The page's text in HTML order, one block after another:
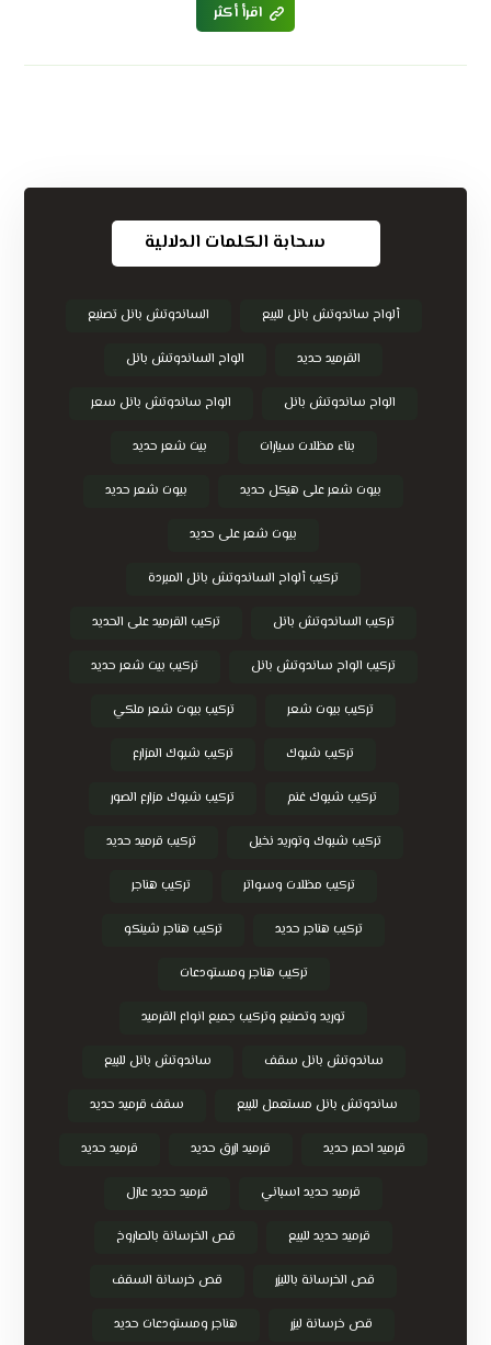
اقرأ أكثر
سحابة الكلمات الدلالية
ألواح ساندوتش بانل للبيع الساندوتش بانل تصنيع
القرميد حديد الواح الساندوتش بانل
الواح ساندوتش بانل الواح ساندوتش بانل سعر
بناء مظلات سيارات بيت شعر حديد
بيوت شعر على هيكل حديد بيوت شعر حديد
بيوت شعر على حديد
تركيب ألواح الساندوتش بانل المبردة
تركيب الساندوتش بانل تركيب القرميد على الحديد
تركيب الواح ساندوتش بانل تركيب بيت شعر حديد
تركيب بيوت شعر تركيب بيوت شعر ملكي
تركيب شبوك تركيب شبوك المزارع
تركيب شبوك غنم تركيب شبوك مزارع الصور
تركيب شبوك وتوريد نخيل تركيب قرميد حديد
تركيب مظلات وسواتر تركيب هناجر
تركيب هناجر حديد تركيب هناجر شينكو
تركيب هناجر ومستودعات
توريد وتصنيع وتركيب جميع انواع القرميد
ساندوتش بانل سقف ساندوتش بانل للبيع
ساندوتش بانل مستعمل للبيع سقف قرميد حديد
قرميد احمر حديد قرميد ازرق حديد قرميد حديد
قرميد حديد اسباني قرميد حديد عازل
قرميد حديد للبيع قص الخرسانة بالصاروخ
قص الخرسانة بالليزر قص خرسانة السقف
قص خرسانة ليزر هناجر ومستودعات حديد